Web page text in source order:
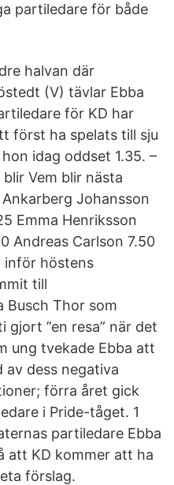
partiledare för både
halvan där
(V) tävlar Ebba
för KD har
först ha spelats till sju
idag oddset 1.35. –
Vem blir nästa
Johansson
Emma Henriksson
Andreas Carlson 7.50
inför höstens
till
Busch Thor som
gjort ”en resa” när det
ung tvekade Ebba att
av dess negativa
förra året gick
i Pride-tåget. 1
partiledare Ebba
att KD kommer att ha
förslag.